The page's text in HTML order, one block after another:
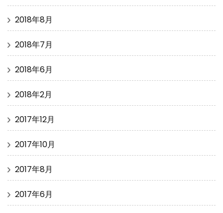
2018年8月
2018年7月
2018年6月
2018年2月
2017年12月
2017年10月
2017年8月
2017年6月